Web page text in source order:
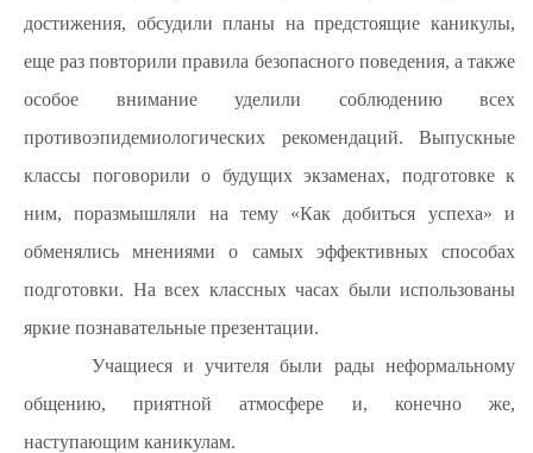
достижения, обсудили планы на предстоящие каникулы,
еще раз повторили правила безопасного поведения, а также
особое внимание уделили соблюдению всех
противоэпидемиологических рекомендаций. Выпускные
классы поговорили о будущих экзаменах, подготовке к
ним, поразмышляли на тему «Как добиться успеха» и
обменялись мнениями о самых эффективных способах
подготовки. На всех классных часах были использованы
яркие познавательные презентации.
Учащиеся и учителя были рады неформальному
общению, приятной атмосфере и, конечно же,
наступающим каникулам.